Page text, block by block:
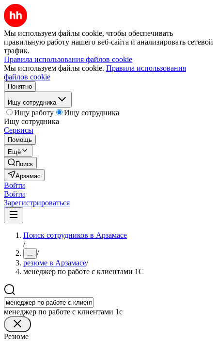
Мы используем файлы cookie, чтобы обеспечивать
правильную работу нашего веб-сайта и анализировать сетевой
трафик.
Правила использования файлов cookie
Мы используем файлы cookie. Правила использования
файлов cookie
Понятно
Ищу сотрудника
Ищу работу
Ищу сотрудника
Ищу сотрудника
Сервисы
Помощь
Ещё
Поиск
Арзамас
Войти
Войти
Зарегистрироваться
Поиск сотрудников в Арзамасе
/
... /
резюме в Арзамасе/
менеджер по работе с клиентами 1С
менеджер по работе с клиентами 1с
Резюме